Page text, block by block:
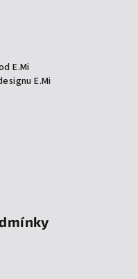
E.Mi
E.Mi